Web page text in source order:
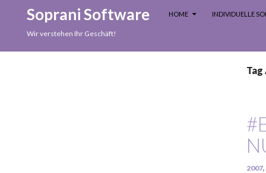
Soprani Software
Search
HOME
INDIVIDUELLE
Wir verstehen Ihr Geschäft!
Tag
2007,